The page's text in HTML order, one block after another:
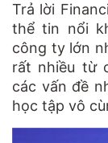
Trả lời
thể tin nổi
công ty lớn
rất nhiều từ
các vấn đề
học tập vô